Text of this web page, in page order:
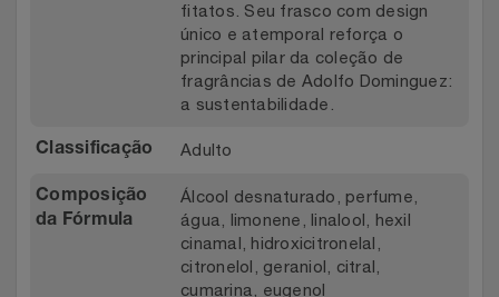
fitatos. Seu frasco com design
único e atemporal reforça o
principal pilar da coleção de
fragrâncias de Adolfo Dominguez:
a sustentabilidade.
Classificação Adulto
Composição
da Fórmula
Álcool desnaturado, perfume,
água, limonene, linalool, hexil
cinamal, hidroxicitronelal,
citronelol, geraniol, citral,
cumarina, eugenol